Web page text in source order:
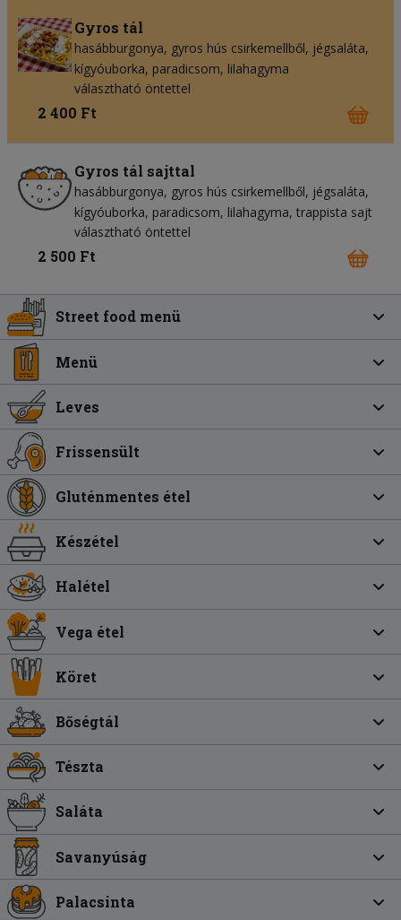
Gyros tál
hasábburgonya gyros hús csirkemellből jégsaláta
kígyóuborka paradicsom lilahagyma
választható öntettel
2 400 Ft
Gyros tál sajttal
hasábburgonya gyros hús csirkemellből jégsaláta
kígyóuborka paradicsom lilahagyma trappista sajt
választható öntettel
2 500 Ft
Street food menü
Menü
Leves
Frissensült
Gluténmentes étel
Készétel
Halétel
Vega étel
Köret
Bőségtál
Tészta
Saláta
Savanyúság
Palacsinta